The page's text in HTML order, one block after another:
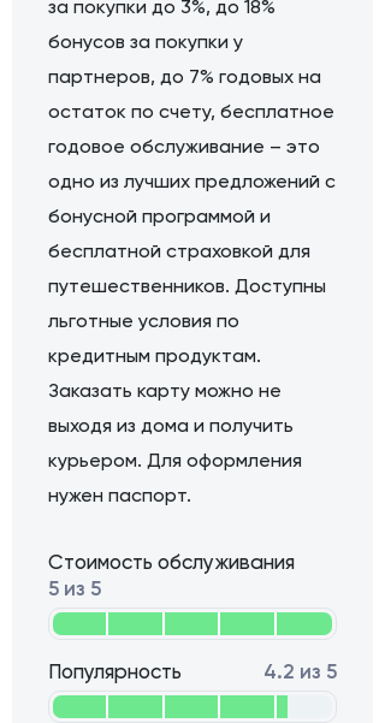
за покупки до 3%, до 18%
бонусов за покупки у
партнеров, до 7% годовых на
остаток по счету, бесплатное
годовое обслуживание – это
одно из лучших предложений с
бонусной программой и
бесплатной страховкой для
путешественников. Доступны
льготные условия по
кредитным продуктам.
Заказать карту можно не
выходя из дома и получить
курьером. Для оформления
нужен паспорт.
Стоимость обслуживания
5 из 5
Популярность 4.2 из 5